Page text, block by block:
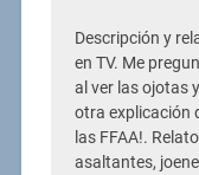
Descripción y
en TV. Me
al ver las ojotas
otra explicación
las FFAA!.
asaltantes,